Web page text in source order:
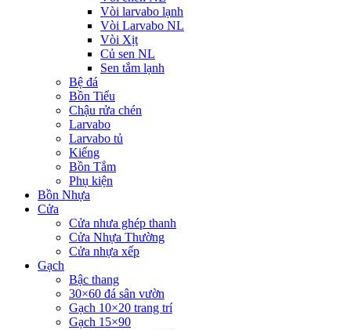
Vòi larvabo lạnh
Vòi Larvabo NL
Vòi Xịt
Củ sen NL
Sen tắm lạnh
Bệ đá
Bồn Tiểu
Chậu rửa chén
Larvabo
Larvabo tủ
Kiếng
Bồn Tắm
Phụ kiện
Bồn Nhựa
Cửa
Cửa nhưa ghép thanh
Cửa Nhựa Thường
Cửa nhựa xếp
Gạch
Bậc thang
30×60 đá sân vườn
Gạch 10×20 trang trí
Gạch 15×90